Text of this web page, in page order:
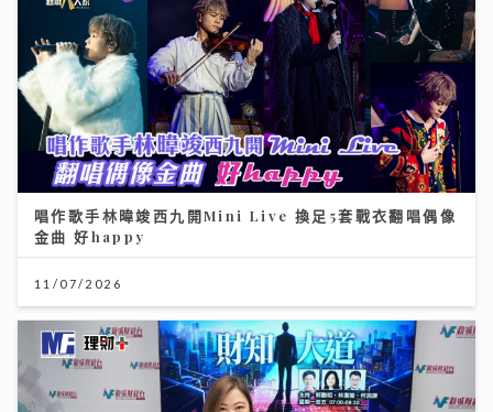
唱作歌手林暐竣西九開Mini Live 換足5套戰衣翻唱偶像
金曲 好happy
11/07/2026